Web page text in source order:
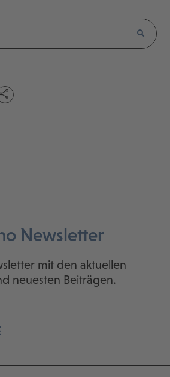
Newsletter
mit den aktuellen
neuesten Beiträgen.